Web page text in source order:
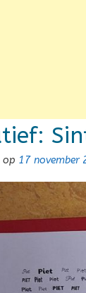
op 17 november